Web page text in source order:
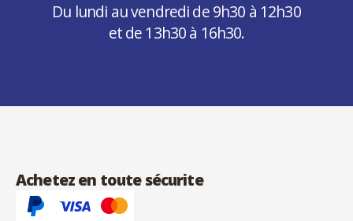
Du lundi au vendredi de 9h30 à 12h30
et de 13h30 à 16h30.
Achetez en toute sécurite